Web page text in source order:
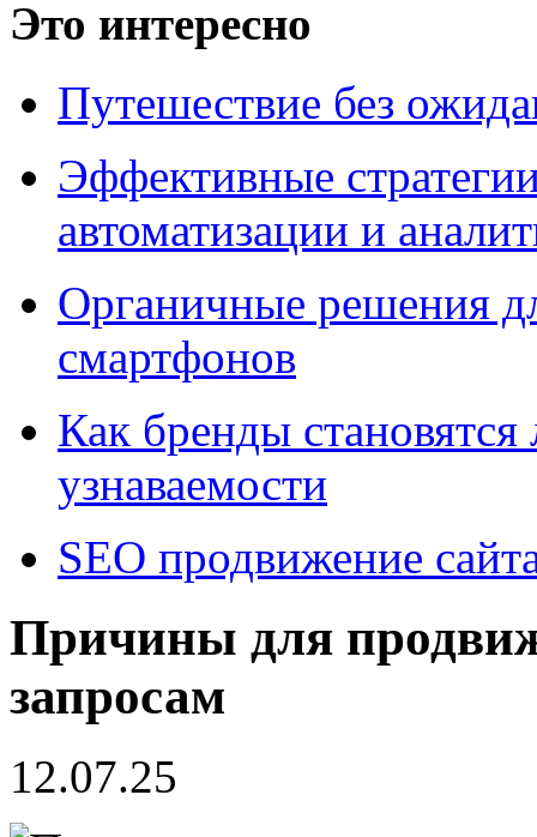
Это интересно
Путешествие без
Эффективные
автоматизации и
Органичные решения
смартфонов
Как бренды
узнаваемости
SEO продвижение
Причины для
запросам
12.07.25